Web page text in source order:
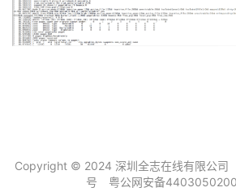
Copyright © 2024 深圳全志在线有限公司
号
粤公网安备